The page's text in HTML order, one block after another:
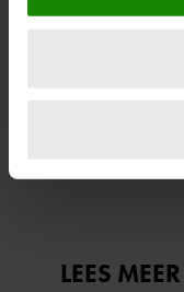
locatie, die tot
scannen op
verwerkt en stel uw
intrekken in de
en om ons
6
NA ‘B&B